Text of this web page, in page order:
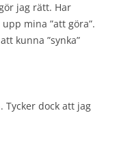
jag rätt. Har
mina ”att göra”.
kunna ”synka”
dock att jag